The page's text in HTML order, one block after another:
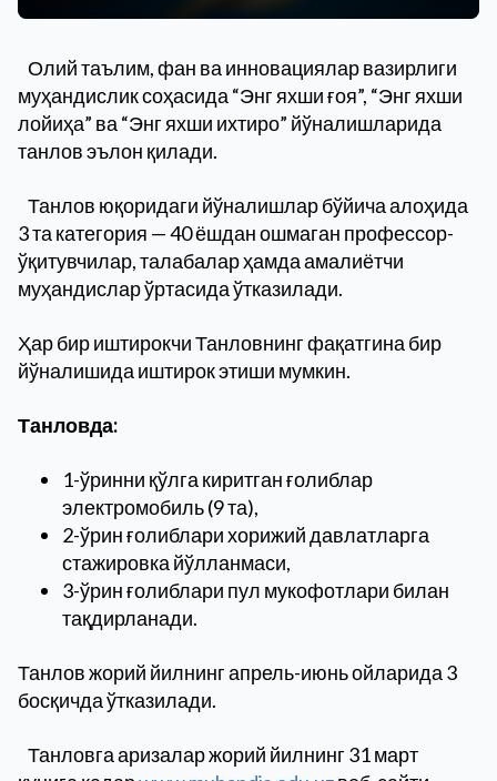
Олий таълим, фан ва инновациялар вазирлиги
муҳандислик соҳасида “Энг яхши ғоя”, “Энг яхши
лойиҳа” ва “Энг яхши ихтиро” йўналишларида
танлов эълон қилади.
Танлов юқоридаги йўналишлар бўйича алоҳида
3 та категория — 40 ёшдан ошмаган профессор-
ўқитувчилар, талабалар ҳамда амалиётчи
муҳандислар ўртасида ўтказилади.
Ҳар бир иштирокчи Танловнинг фақатгина бир
йўналишида иштирок этиши мумкин.
Танловда:
1-ўринни қўлга киритган ғолиблар
электромобиль (9 та),
2-ўрин ғолиблари хорижий давлатларга
стажировка йўлланмаси,
3-ўрин ғолиблари пул мукофотлари билан
тақдирланади.
Танлов жорий йилнинг апрель-июнь ойларида 3
босқичда ўтказилади.
Танловга аризалар жорий йилнинг 31 март